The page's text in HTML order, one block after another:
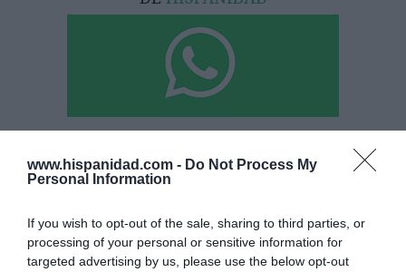
www.hispanidad.com - Do Not Process My
Personal Information
If you wish to opt-out of the sale, sharing to third parties, or
processing of your personal or sensitive information for
targeted advertising by us, please use the below opt-out
Hoy destacamos
ECONOMÍA
Pablo Ferrer 10/08/26 16:49